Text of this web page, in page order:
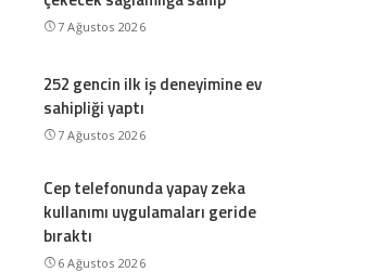
7 Ağustos 2026
252 gencin ilk iş deneyimine ev
sahipliği yaptı
7 Ağustos 2026
Cep telefonunda yapay zeka
kullanımı uygulamaları geride
bıraktı
6 Ağustos 2026